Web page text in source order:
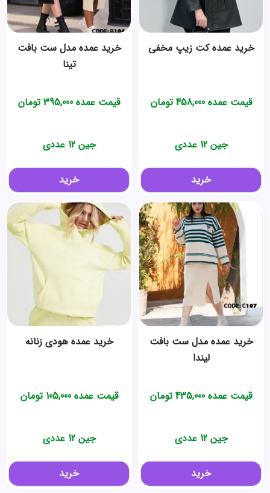
خرید عمده کت زیپ مخفی
قیمت عمده458,000 تومان
جین 12 عددی
خرید
خرید عمده مدل ست بافت
تینا
قیمت عمده395,000 تومان
جین 12 عددی
خرید
خرید عمده مدل ست بافت
لیندا
قیمت عمده435,000 تومان
جین 12 عددی
خرید
خرید عمده هودی زنانه
قیمت عمده105,000 تومان
جین 12 عددی
خرید